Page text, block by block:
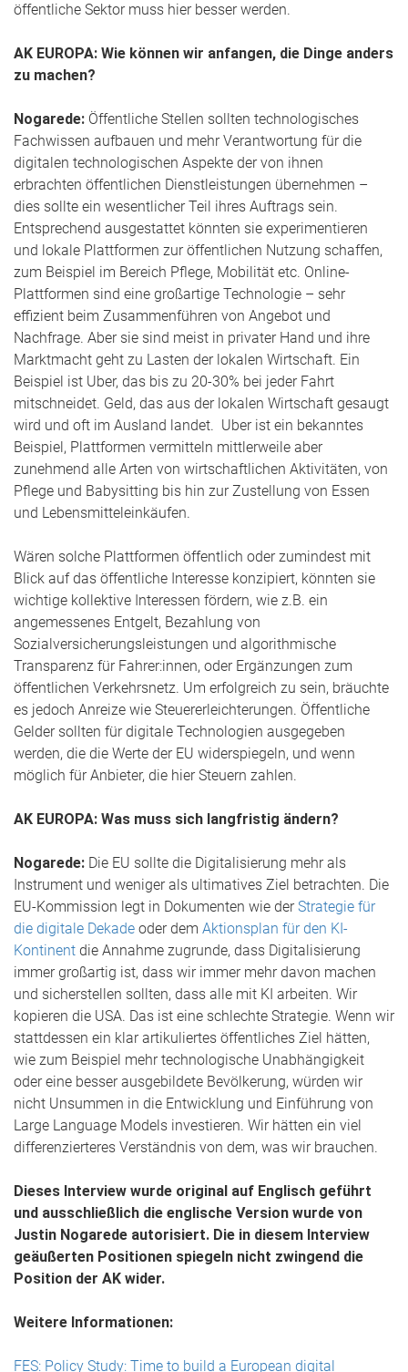
öffentliche Sektor muss hier besser werden.
AK EUROPA: Wie können wir anfangen, die Dinge anders
zu machen?
Nogarede: Öffentliche Stellen sollten technologisches
Fachwissen aufbauen und mehr Verantwortung für die
digitalen technologischen Aspekte der von ihnen
erbrachten öffentlichen Dienstleistungen übernehmen –
dies sollte ein wesentlicher Teil ihres Auftrags sein.
Entsprechend ausgestattet könnten sie experimentieren
und lokale Plattformen zur öffentlichen Nutzung schaffen,
zum Beispiel im Bereich Pflege, Mobilität etc. Online-
Plattformen sind eine großartige Technologie – sehr
effizient beim Zusammenführen von Angebot und
Nachfrage. Aber sie sind meist in privater Hand und ihre
Marktmacht geht zu Lasten der lokalen Wirtschaft. Ein
Beispiel ist Uber, das bis zu 20-30% bei jeder Fahrt
mitschneidet. Geld, das aus der lokalen Wirtschaft gesaugt
wird und oft im Ausland landet. Uber ist ein bekanntes
Beispiel, Plattformen vermitteln mittlerweile aber
zunehmend alle Arten von wirtschaftlichen Aktivitäten, von
Pflege und Babysitting bis hin zur Zustellung von Essen
und Lebensmitteleinkäufen.
Wären solche Plattformen öffentlich oder zumindest mit
Blick auf das öffentliche Interesse konzipiert, könnten sie
wichtige kollektive Interessen fördern, wie z.B. ein
angemessenes Entgelt, Bezahlung von
Sozialversicherungsleistungen und algorithmische
Transparenz für Fahrer:innen, oder Ergänzungen zum
öffentlichen Verkehrsnetz. Um erfolgreich zu sein, bräuchte
es jedoch Anreize wie Steuererleichterungen. Öffentliche
Gelder sollten für digitale Technologien ausgegeben
werden, die die Werte der EU widerspiegeln, und wenn
möglich für Anbieter, die hier Steuern zahlen.
AK EUROPA: Was muss sich langfristig ändern?
Nogarede: Die EU sollte die Digitalisierung mehr als
Instrument und weniger als ultimatives Ziel betrachten. Die
EU-Kommission legt in Dokumenten wie derStrategie für
die digitale Dekade oder dem Aktionsplan für den KI-
Kontinent die Annahme zugrunde, dass Digitalisierung
immer großartig ist, dass wir immer mehr davon machen
und sicherstellen sollten, dass alle mit KI arbeiten. Wir
kopieren die USA. Das ist eine schlechte Strategie. Wenn wir
stattdessen ein klar artikuliertes öffentliches Ziel hätten,
wie zum Beispiel mehr technologische Unabhängigkeit
oder eine besser ausgebildete Bevölkerung, würden wir
nicht Unsummen in die Entwicklung und Einführung von
Large Language Models investieren. Wir hätten ein viel
differenzierteres Verständnis von dem, was wir brauchen.
Dieses Interview wurde original auf Englisch geführt
und ausschließlich die englische Version wurde von
Justin Nogarede autorisiert. Die in diesem Interview
geäußerten Positionen spiegeln nicht zwingend die
Position der AK wider.
Weitere Informationen:
FES: Policy Study: Time to build a European digital